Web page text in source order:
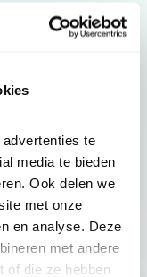
te
media te bieden
Ook delen we
met onze
en analyse. Deze
met andere
of die ze hebben
acties en tips